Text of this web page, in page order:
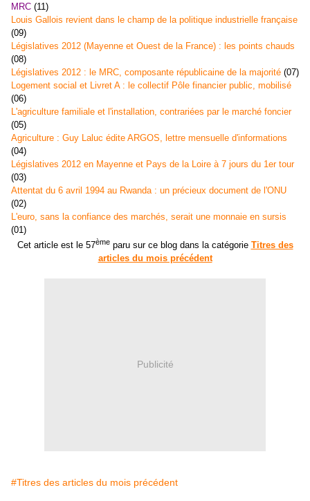
MRC (11)
Louis Gallois revient dans le champ de la politique industrielle française
(09)
Législatives 2012 (Mayenne et Ouest de la France) : les points chauds
(08)
Législatives 2012 : le MRC, composante républicaine de la majorité (07)
Logement social et Livret A : le collectif Pôle financier public, mobilisé
(06)
L'agriculture familiale et l'installation, contrariées par le marché foncier
(05)
Agriculture : Guy Laluc édite ARGOS, lettre mensuelle d'informations
(04)
Législatives 2012 en Mayenne et Pays de la Loire à 7 jours du 1er tour
(03)
Attentat du 6 avril 1994 au Rwanda : un précieux document de l'ONU
(02)
L'euro, sans la confiance des marchés, serait une monnaie en sursis
(01)
Cet article est le 57èmeparu sur ce blog dans la catégorie Titres des
articles du mois précédent
Publicité
#Titres des articles du mois précédent